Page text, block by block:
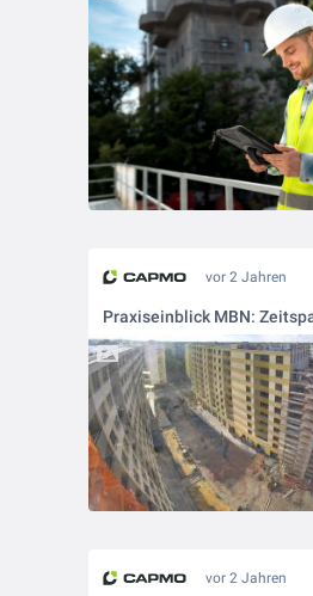
vor 2 Jahren
vor 2 Jahren